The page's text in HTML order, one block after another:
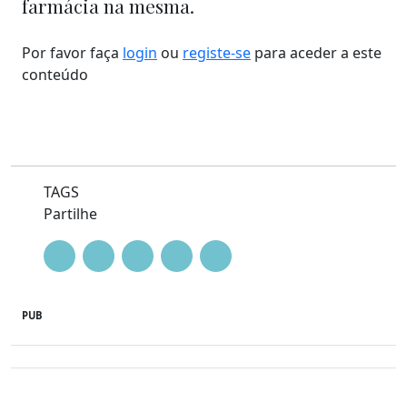
farmácia na mesma.
Por favor faça login ou registe-se para aceder a este
conteúdo
TAGS
Partilhe
PUB